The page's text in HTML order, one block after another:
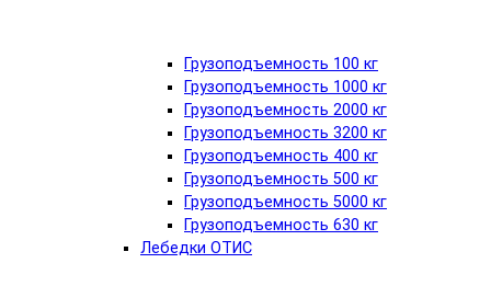
Грузоподъемность 100 кг
Грузоподъемность 1000 кг
Грузоподъемность 2000 кг
Грузоподъемность 3200 кг
Грузоподъемность 400 кг
Грузоподъемность 500 кг
Грузоподъемность 5000 кг
Грузоподъемность 630 кг
Лебедки ОТИС